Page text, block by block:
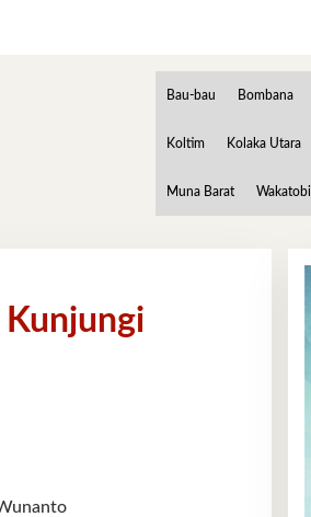
Bau-bau Bombana
Koltim Kolaka Utara
Muna Barat Wakatobi
Kunjungi